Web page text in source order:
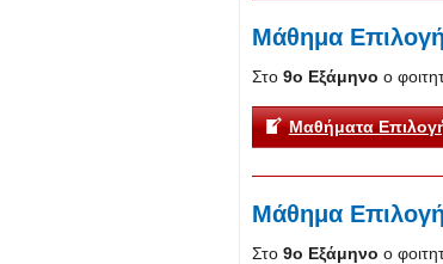
Μάθημα
Στο 9ο Εξάμηνο ο
Μαθήματα
Μάθημα
Στο 9ο Εξάμηνο ο